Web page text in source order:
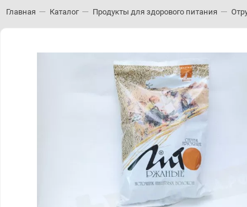
Главная Каталог Продукты для здорового питания